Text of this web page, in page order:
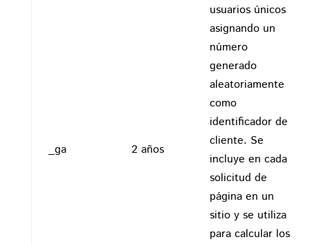
_ga 2 años
usuarios únicos
asignando un
número
generado
aleatoriamente
como
identificador de
cliente. Se
incluye en cada
solicitud de
página en un
sitio y se utiliza
para calcular los